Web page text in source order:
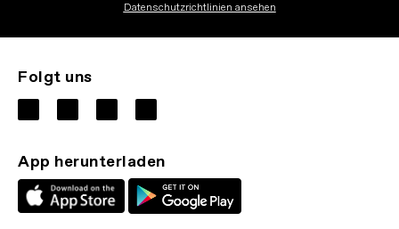
Datenschutzrichtlinien ansehen
Folgt uns
App herunterladen